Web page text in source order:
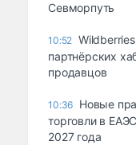
Севморпуть
10:52
партнёрских
продавцов
10:36 Новые
торговли в
2027 года